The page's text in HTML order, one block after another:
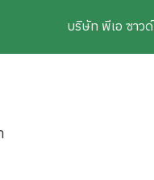
บริษัท พีเอ ซาว